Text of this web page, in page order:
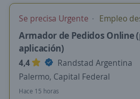
Se precisa Urgente Empleo
Armador de Pedidos Online
aplicación)
4,4
Randstad Argentina
Palermo, Capital Federal
Hace 15 horas